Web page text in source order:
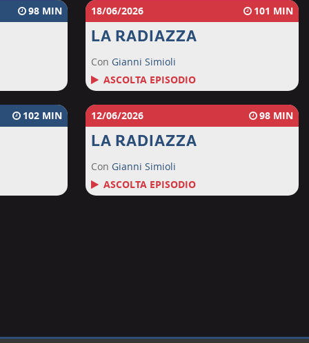
98 18/06/2026 101
LA RADIAZZA
Con Gianni Simioli
ASCOLTA EPISODIO
102 12/06/2026 98
LA RADIAZZA
Con Gianni Simioli
ASCOLTA EPISODIO